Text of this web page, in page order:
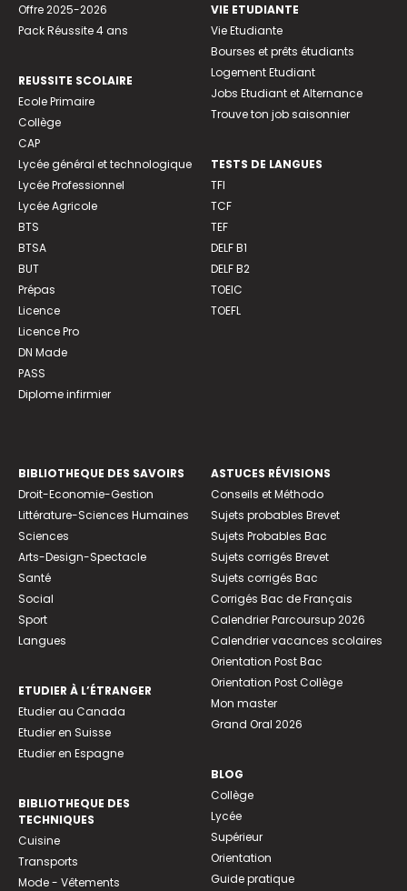
Offre 2025-2026
Pack Réussite 4 ans
REUSSITE SCOLAIRE
Ecole Primaire
Collège
CAP
Lycée général et technologique
Lycée Professionnel
Lycée Agricole
BTS
BTSA
BUT
Prépas
Licence
Licence Pro
DN Made
PASS
Diplome infirmier
VIE ETUDIANTE
Vie Etudiante
Bourses et prêts étudiants
Logement Etudiant
Jobs Etudiant et Alternance
Trouve ton job saisonnier
TESTS DE LANGUES
TFI
TCF
TEF
DELF B1
DELF B2
TOEIC
TOEFL
BIBLIOTHEQUE DES SAVOIRS
Droit-Economie-Gestion
Littérature-Sciences Humaines
Sciences
Arts-Design-Spectacle
Santé
Social
Sport
Langues
ETUDIER À L’ÉTRANGER
Etudier au Canada
Etudier en Suisse
Etudier en Espagne
BIBLIOTHEQUE DES
TECHNIQUES
Cuisine
Transports
Mode - Vêtements
ASTUCES RÉVISIONS
Conseils et Méthodo
Sujets probables Brevet
Sujets Probables Bac
Sujets corrigés Brevet
Sujets corrigés Bac
Corrigés Bac de Français
Calendrier Parcoursup 2026
Calendrier vacances scolaires
Orientation Post Bac
Orientation Post Collège
Mon master
Grand Oral 2026
BLOG
Collège
Lycée
Supérieur
Orientation
Guide pratique